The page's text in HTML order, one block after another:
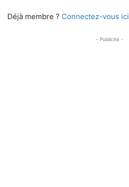
Déjà membre ? Connectez-vous ici
- Publicité -